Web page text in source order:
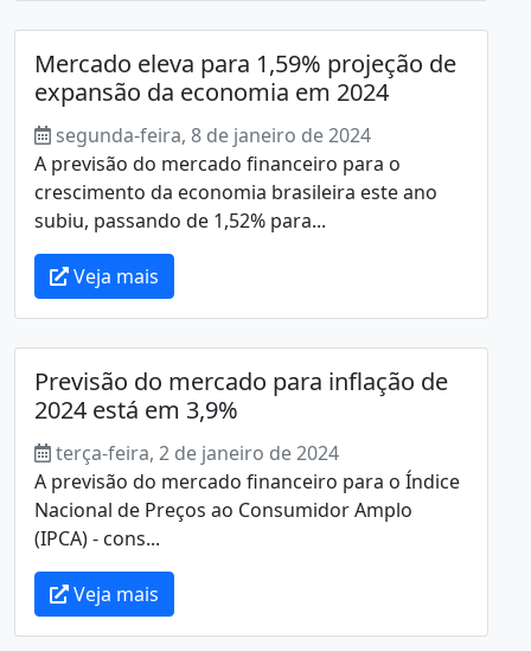
Mercado eleva para 1,59% projeção de
expansão da economia em 2024
segunda-feira, 8 de janeiro de 2024
A previsão do mercado financeiro para o
crescimento da economia brasileira este ano
subiu, passando de 1,52% para...
Veja mais
Previsão do mercado para inflação de
2024 está em 3,9%
terça-feira, 2 de janeiro de 2024
A previsão do mercado financeiro para o Índice
Nacional de Preços ao Consumidor Amplo
(IPCA) - cons...
Veja mais